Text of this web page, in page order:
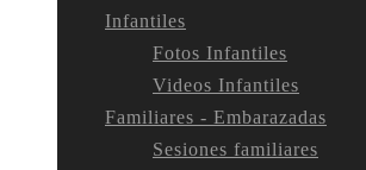
Infantiles
Fotos Infantiles
Videos Infantiles
Familiares - Embarazadas
Sesiones familiares